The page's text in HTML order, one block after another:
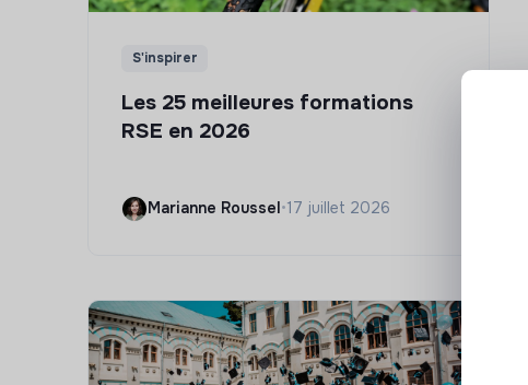
S'inspirer
Les 25 meilleures formations
RSE en 2026
Marianne Roussel•17 juillet 2026